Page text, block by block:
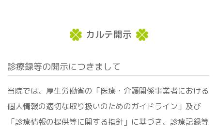
カルテ開示
診療録等の開示につきまして
当院では、厚生労働省の「医療・介護関係事業者における
個人情報の適切な取り扱いのためのガイドライン」及び
「診療情報の提供等に関する指針」に基づき、診療記録等